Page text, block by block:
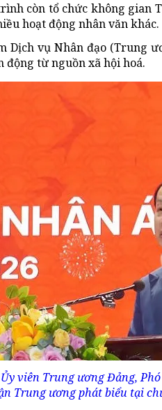
còn tổ chức không gian
hoạt động nhân văn khác.
Dịch vụ Nhân đạo (Trung
động từ nguồn xã hội hoá.
viên Trung ương Đảng,
Trung ương phát biểu tại